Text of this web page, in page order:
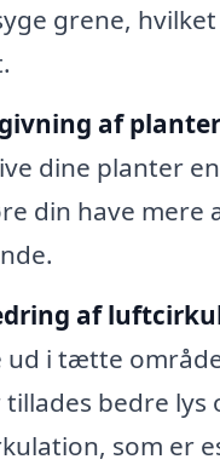
grene,
af
dine planter
din have mere
af
ud i tætte
bedre lys
som er